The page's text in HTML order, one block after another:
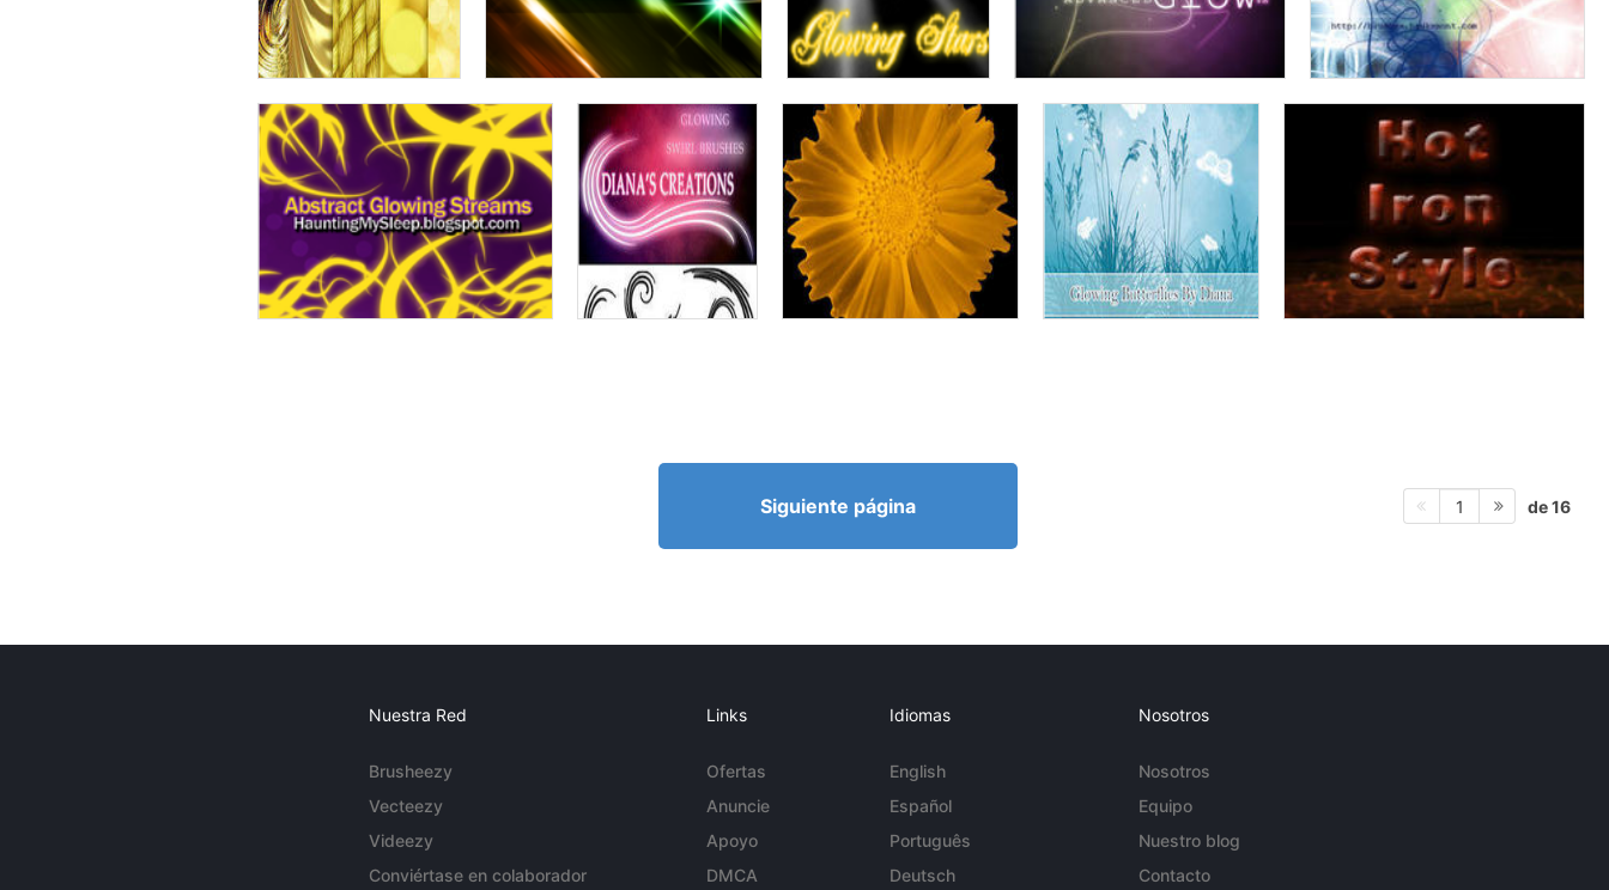
Siguiente página 1 de 16
Nuestra Red
Brusheezy
Vecteezy
Videezy
Conviértase en colaborador
Links
Ofertas
Anuncie
Apoyo
DMCA
Idiomas
English
Español
Português
Deutsch
Nosotros
Nosotros
Equipo
Nuestro blog
Contacto